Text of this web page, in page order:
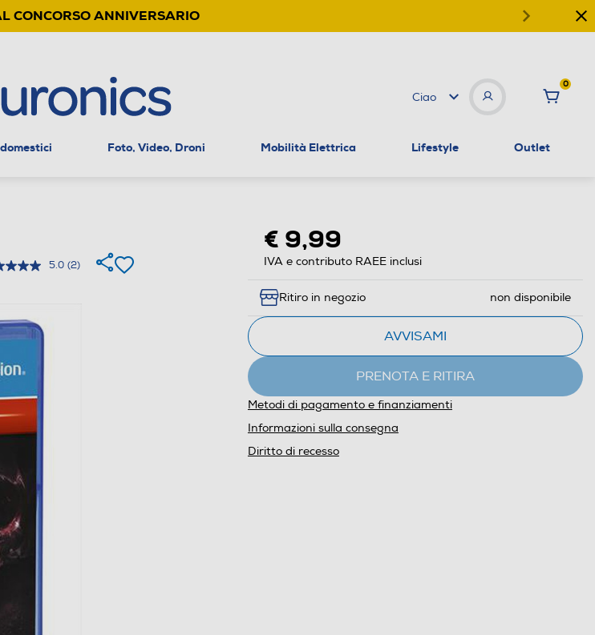
CONCORSO ANNIVERSARIO
Ciao
0
Foto, Video, Droni Mobilità Elettrica Lifestyle Outlet
5.0 (2)
€ 9,99
IVA e contributo RAEE inclusi
Ritiro in negozio non disponibile
AVVISAMI
PRENOTA E RITIRA
Metodi di pagamento e finanziamenti
Informazioni sulla consegna
Diritto di recesso